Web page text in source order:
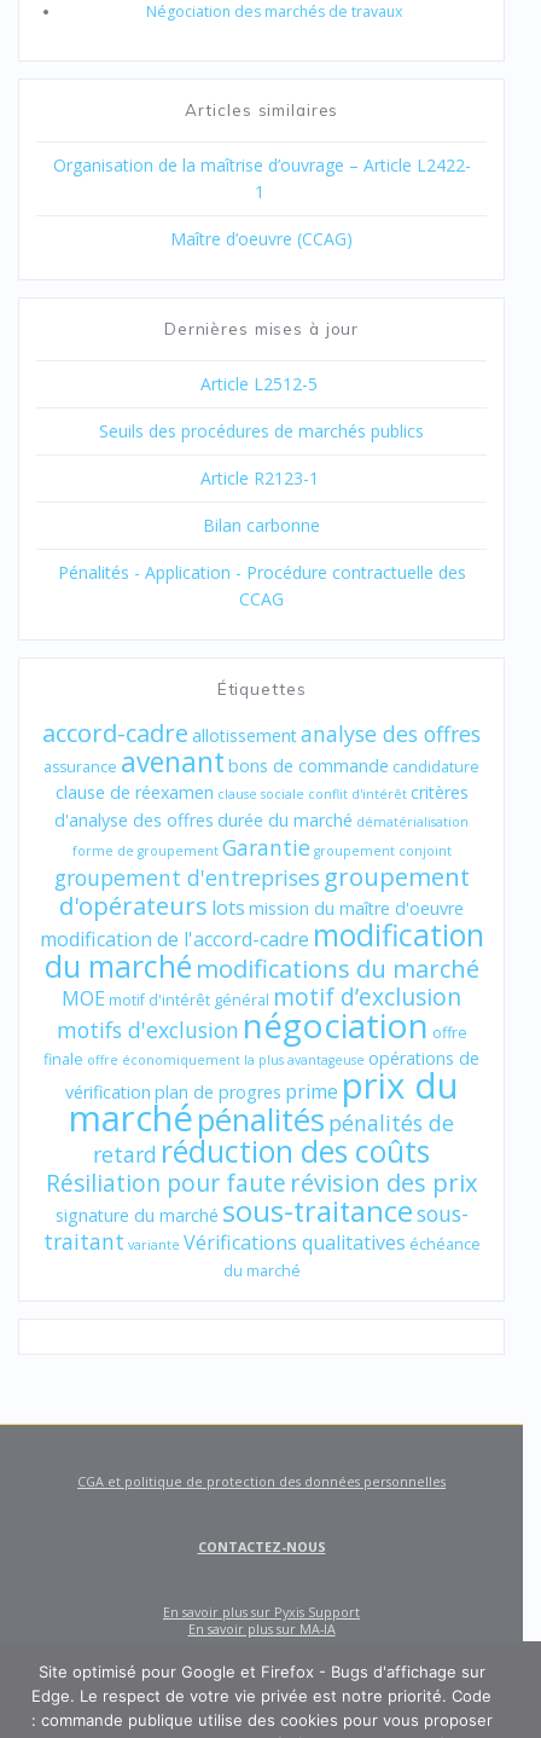
Négociation des marchés de travaux
Articles similaires
Organisation de la maîtrise d’ouvrage – Article L2422-
1
Maître d’oeuvre (CCAG)
Dernières mises à jour
Article L2512-5
Seuils des procédures de marchés publics
Article R2123-1
Bilan carbonne
Pénalités - Application - Procédure contractuelle des
CCAG
Étiquettes
accord-cadre allotissementanalyse des offres
assurance avenant bons de commande candidature
clause de réexamen clause sociale conflit d'intérêt critères
d'analyse des offres durée du marché dématérialisation
forme de groupement Garantie groupement conjoint
groupement d'entreprises groupement
d'opérateurs lots mission du maître d'oeuvre
modification de l'accord-cadre modification
du marché modifications du marché
MOE motif d'intérêt général motif d’exclusion
motifs d'exclusion négociation offre
finale offre économiquement la plus avantageuse opérations de
vérification plan de progres prime prix du
marchépénalités pénalités de
retard réduction des coûts
Résiliation pour faute révision des prix
signature du marché sous-traitancesous-
traitant variante Vérifications qualitatives échéance
du marché
CGA et politique de protection des données personnelles
CONTACTEZ-NOUS
En savoir plus sur Pyxis Support
En savoir plus sur MA-IA
Site optimisé pour Google et Firefox - Bugs d'affichage sur
Edge. Le respect de votre vie privée est notre priorité. Code
: commande publique utilise des cookies pour vous proposer